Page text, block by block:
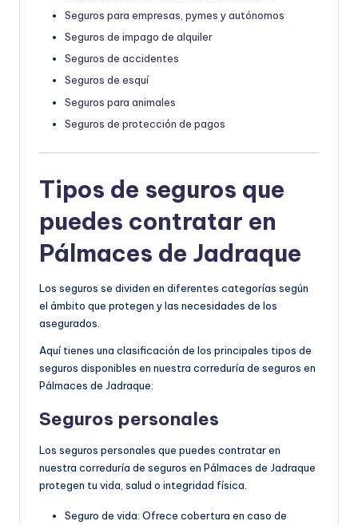
Seguros para empresas, pymes y autónomos
Seguros de impago de alquiler
Seguros de accidentes
Seguros de esquí
Seguros para animales
Seguros de protección de pagos
Tipos de seguros que
puedes contratar en
Pálmaces de Jadraque
Los seguros se dividen en diferentes categorías según
el ámbito que protegen y las necesidades de los
asegurados.
Aquí tienes una clasificación de los principales tipos de
seguros disponibles en nuestra correduría de seguros en
Pálmaces de Jadraque:
Seguros personales
Los seguros personales que puedes contratar en
nuestra correduría de seguros en Pálmaces de Jadraque
protegen tu vida, salud o integridad física.
Seguro de vida: Ofrece cobertura en caso de